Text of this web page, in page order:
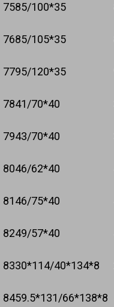
7585/100*35
7685/105*35
7795/120*35
7841/70*40
7943/70*40
8046/62*40
8146/75*40
8249/57*40
8330*114/40*134*8
8459.5*131/66*138*8